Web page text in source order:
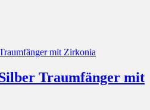
Traumfänger mit